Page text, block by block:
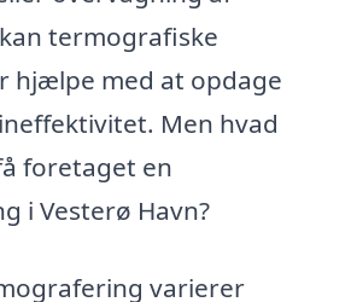
termografiske
hjælpe med at opdage
Men hvad
foretaget en
i Vesterø Havn?
varierer